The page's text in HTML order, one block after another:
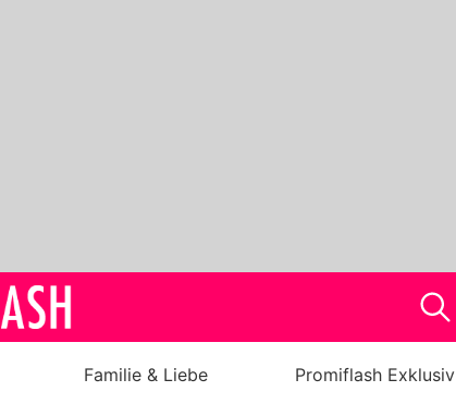
Familie & Liebe Promiflash Exklusiv